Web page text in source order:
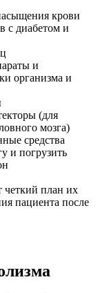
крови
с диабетом и
и
организма и
(для
мозга)
средства
и погрузить
четкий план их
пациента после